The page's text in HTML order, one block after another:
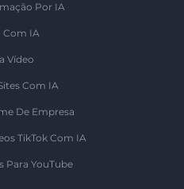
Por IA
Com IA
Vídeo
Com IA
De Empresa
TikTok Com IA
Para YouTube